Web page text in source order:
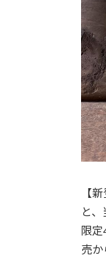
【
と
限
売